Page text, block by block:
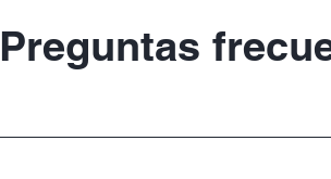
Preguntas